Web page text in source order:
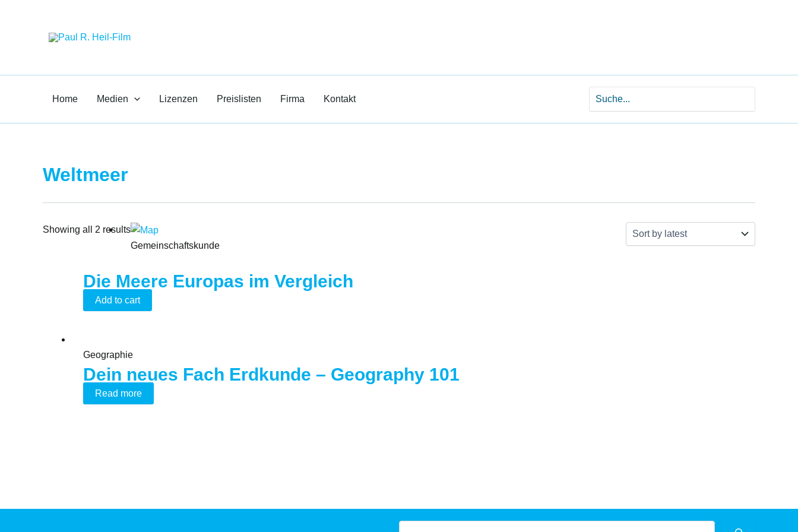
Home Medien Lizenzen Preislisten Firma Kontakt
Search
for:
Weltmeer
Showing all 2 results
Gemeinschaftskunde
Die Meere Europas im Vergleich
Add to cart
Geographie
Dein neues Fach Erdkunde – Geography 101
Read more